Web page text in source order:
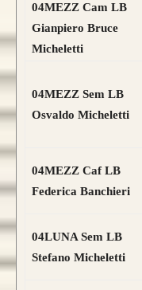
04MEZZ Cam LB
Gianpiero Bruce
Micheletti
04MEZZ Sem LB
Osvaldo Micheletti
04MEZZ Caf LB
Federica Banchieri
04LUNA Sem LB
Stefano Micheletti